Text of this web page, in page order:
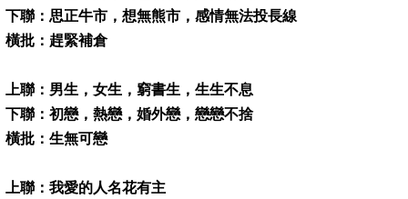
下聯：思正牛市，想無熊市，感情無法投長線
橫批：趕緊補倉
上聯：男生，女生，窮書生，生生不息
下聯：初戀，熱戀，婚外戀，戀戀不捨
橫批：生無可戀
上聯：我愛的人名花有主